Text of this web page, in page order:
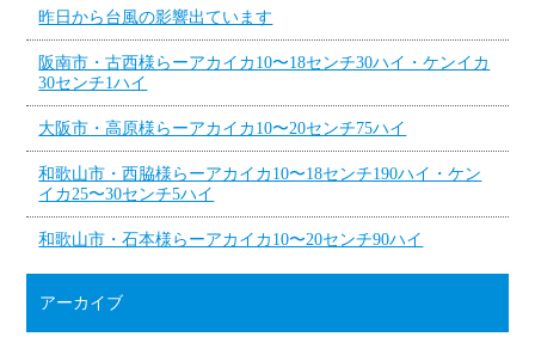
昨日から台風の影響出ています
阪南市・古西様らーアカイカ10〜18センチ30ハイ・ケンイカ
30センチ1ハイ
大阪市・高原様らーアカイカ10〜20センチ75ハイ
和歌山市・西脇様らーアカイカ10〜18センチ190ハイ・ケン
イカ25〜30センチ5ハイ
和歌山市・石本様らーアカイカ10〜20センチ90ハイ
アーカイブ